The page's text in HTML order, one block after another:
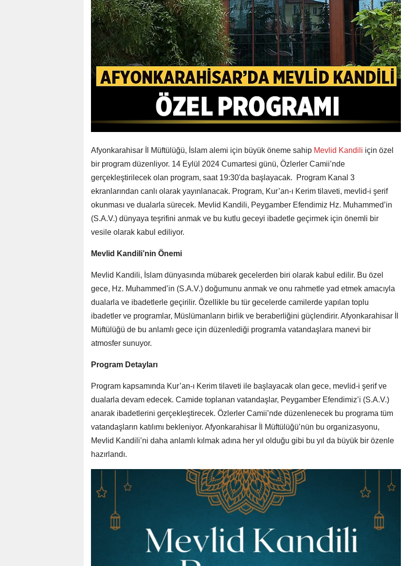
Afyonkarahisar İl Müftülüğü, İslam alemi için büyük öneme sahip Mevlid Kandili için özel
bir program düzenliyor. 14 Eylül 2024 Cumartesi günü, Özlerler Camii’nde
gerçekleştirilecek olan program, saat 19:30'da başlayacak. Program Kanal 3
ekranlarından canlı olarak yayınlanacak. Program, Kur’an-ı Kerim tilaveti, mevlid-i şerif
okunması ve dualarla sürecek. Mevlid Kandili, Peygamber Efendimiz Hz. Muhammed’in
(S.A.V.) dünyaya teşrifini anmak ve bu kutlu geceyi ibadetle geçirmek için önemli bir
vesile olarak kabul ediliyor.
Mevlid Kandili’nin Önemi
Mevlid Kandili, İslam dünyasında mübarek gecelerden biri olarak kabul edilir. Bu özel
gece, Hz. Muhammed’in (S.A.V.) doğumunu anmak ve onu rahmetle yad etmek amacıyla
dualarla ve ibadetlerle geçirilir. Özellikle bu tür gecelerde camilerde yapılan toplu
ibadetler ve programlar, Müslümanların birlik ve beraberliğini güçlendirir. Afyonkarahisar İl
Müftülüğü de bu anlamlı gece için düzenlediği programla vatandaşlara manevi bir
atmosfer sunuyor.
Program Detayları
Program kapsamında Kur’an-ı Kerim tilaveti ile başlayacak olan gece, mevlid-i şerif ve
dualarla devam edecek. Camide toplanan vatandaşlar, Peygamber Efendimiz’i (S.A.V.)
anarak ibadetlerini gerçekleştirecek. Özlerler Camii’nde düzenlenecek bu programa tüm
vatandaşların katılımı bekleniyor. Afyonkarahisar İl Müftülüğü’nün bu organizasyonu,
Mevlid Kandili’ni daha anlamlı kılmak adına her yıl olduğu gibi bu yıl da büyük bir özenle
hazırlandı.